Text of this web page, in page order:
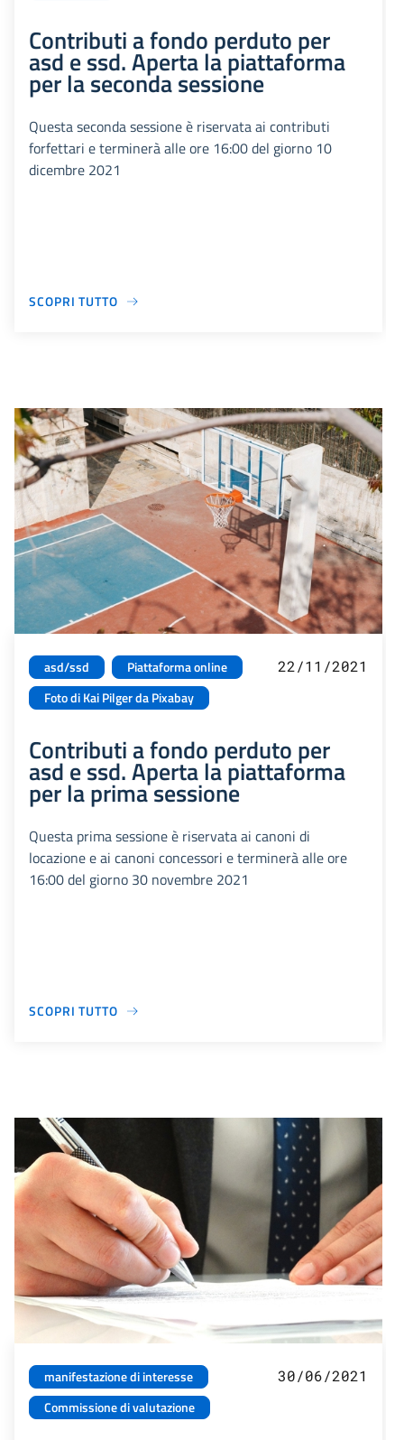
Contributi a fondo perduto per
asd e ssd. Aperta la piattaforma
per la seconda sessione
Questa seconda sessione è riservata ai contributi
forfettari e terminerà alle ore 16:00 del giorno 10
dicembre 2021
SCOPRI TUTTO
asd/ssd
Piattaforma online
Foto di Kai Pilger da Pixabay
22/11/2021
Contributi a fondo perduto per
asd e ssd. Aperta la piattaforma
per la prima sessione
Questa prima sessione è riservata ai canoni di
locazione e ai canoni concessori e terminerà alle ore
16:00 del giorno 30 novembre 2021
SCOPRI TUTTO
manifestazione di interesse
Commissione di valutazione
30/06/2021